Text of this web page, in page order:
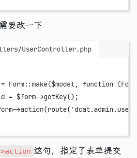
要改一下
UserController.php
= Form::make($model, function (Form
= $form->getKey();
->action(route(
这句，指定了表单提交